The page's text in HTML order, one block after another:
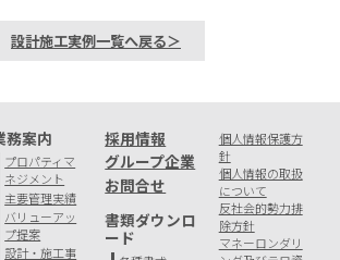
設計施工実例一覧へ戻る＞
務案内
プロパティマ
ネジメント
主要管理実績
バリューアッ
プ提案
設計・施工事
採用情報
グループ企業
お問合せ
書類ダウンロ
ード
個人情報保護方
針
個人情報の取扱
について
反社会的勢力排
除方針
マネーロンダリ